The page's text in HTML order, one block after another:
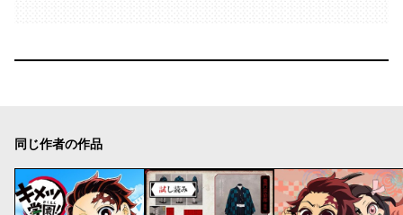
同じ作者の作品